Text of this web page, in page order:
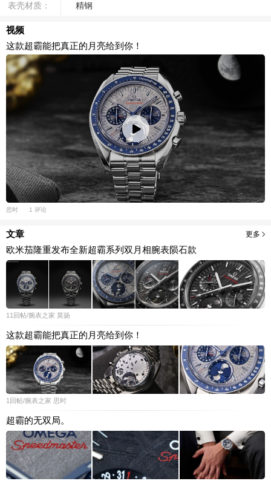
表壳材质： 精钢
视频
这款超霸能把真正的月亮给到你！
思时 1 评论
文章 更多
欧米茄隆重发布全新超霸系列双月相腕表陨石款
11 回帖/腕表之家 莫扬
这款超霸能把真正的月亮给到你！
1 回帖/腕表之家 思时
超霸的无双局。